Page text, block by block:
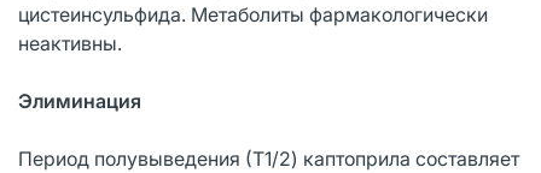
цистеинсульфида. Метаболиты фармакологически
неактивны.
Элиминация
Период полувыведения (Т1/2) каптоприла составляет